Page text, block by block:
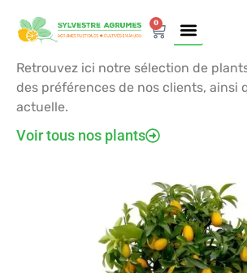
0
Notre sélection
Retrouvez ici notre sélection de
des préférences de nos clients, ainsi
actuelle.
Voir tous nos plants